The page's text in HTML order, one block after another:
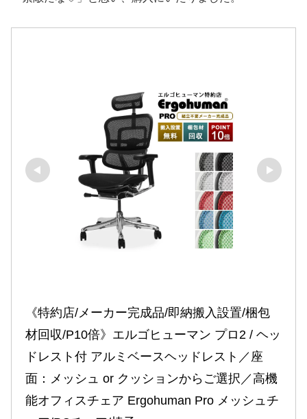
《特約店/メーカー完成品/即納搬入設置/梱包
材回収/P10倍》エルゴヒューマン プロ2 / ヘッ
ドレスト付 アルミベースヘッドレスト／座
面：メッシュ or クッションからご選択／高機
能オフィスチェア Ergohuman Pro メッシュチ